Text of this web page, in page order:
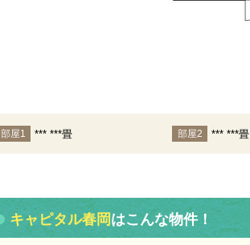
部屋1 *** ***畳 部屋2 *** ***畳
キャピタル春岡はこんな物件！